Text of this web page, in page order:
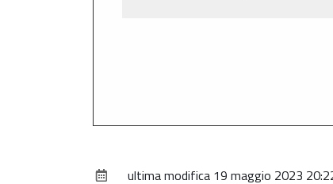
ultima modifica 19 maggio 2023